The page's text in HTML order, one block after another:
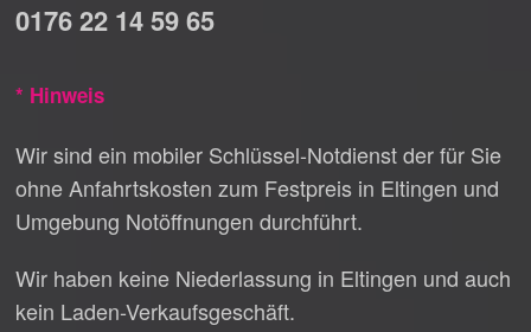
0176 22 14 59 65
* Hinweis
Wir sind ein mobiler Schlüssel-Notdienst der für Sie
ohne Anfahrtskosten zum Festpreis in Eltingen und
Umgebung Notöffnungen durchführt.
Wir haben keine Niederlassung in Eltingen und auch
kein Laden-Verkaufsgeschäft.